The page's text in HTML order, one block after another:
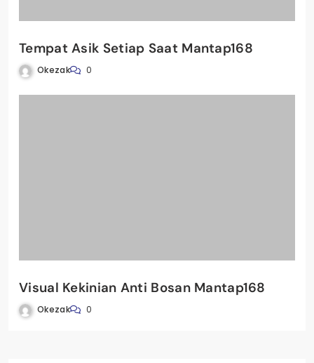
Tempat Asik Setiap Saat Mantap168
Okezak 0
Visual Kekinian Anti Bosan Mantap168
Okezak 0